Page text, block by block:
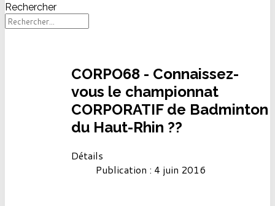
Rechercher
CORPO68 - Connaissez-
vous le championnat
CORPORATIF de Badminton
du Haut-Rhin ??
Détails
Publication : 4 juin 2016